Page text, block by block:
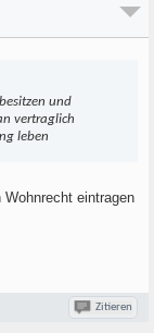
und
vertraglich
leben
eintragen
Zitieren